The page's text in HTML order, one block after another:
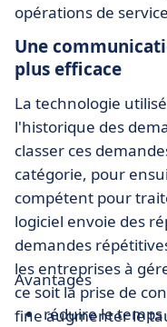
opérations de
Une
plus efficace
La technologie
l'historique des
classer ces
catégorie, pour
compétent pour
logiciel envoie des
demandes
les entreprises à
ce soit la prise de
fine augmenter le
Avantages
réduire le